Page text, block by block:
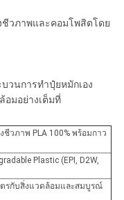
วภาพและคอมโพสิตโดย
วนการทำปุ๋ยหมักเอง
มอย่างเต็มที่
วภาพ PLA 100% พร้อมกาว
Plastic (EPI, D2W,
รกับสิ่งแวดล้อมและสมบูรณ์